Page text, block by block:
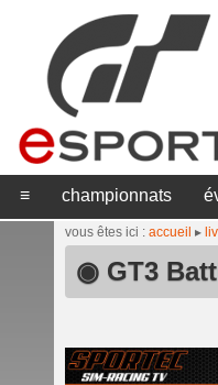
≡ championnats
vous êtes ici : accueil ▸
◉ GT3